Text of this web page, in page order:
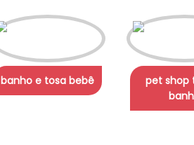
banho e tosa bebê
pet shop